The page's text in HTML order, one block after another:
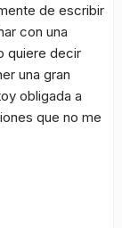
de escribir
con una
quiere decir
una gran
obligada a
que no me